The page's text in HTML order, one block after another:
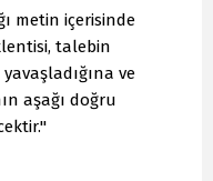
metin içerisinde
talebin
ve
aşağı doğru